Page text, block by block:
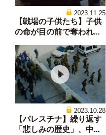
2023.11.25
【戦場の子供たち】子供
の命が目の前で奪われ...
2023.10.28
【パレスチナ】繰り返す
「悲しみの歴史」、中...